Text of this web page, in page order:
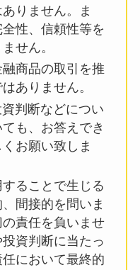
りません。ま
性、信頼性等を
せん。
商品の取引を推
ありません。
判断などについ
も、お答えでき
お願い致しま
ることで生じる
間接的を問いま
責任を負いませ
資判断に当たっ
において最終的